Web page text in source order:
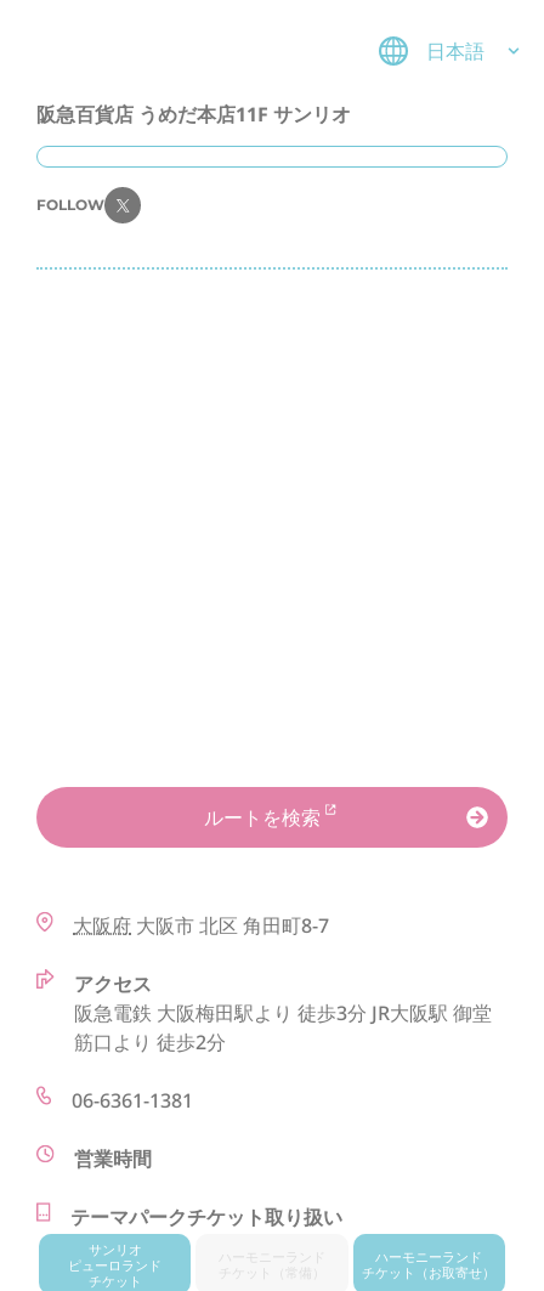
日本語
阪急百貨店 うめだ本店11F サンリオ
FOLLOW
ルートを検索
大阪府 大阪市北区 角田町8-7
アクセス
阪急電鉄 大阪梅田駅より 徒歩3分 JR大阪駅 御堂
筋口より 徒歩2分
06-6361-1381
営業時間
テーマパークチケット取り扱い
サンリオ
ピューロランド
チケット
ランド
（常備）
ハーモニーランド
チケット
（お取寄せ）